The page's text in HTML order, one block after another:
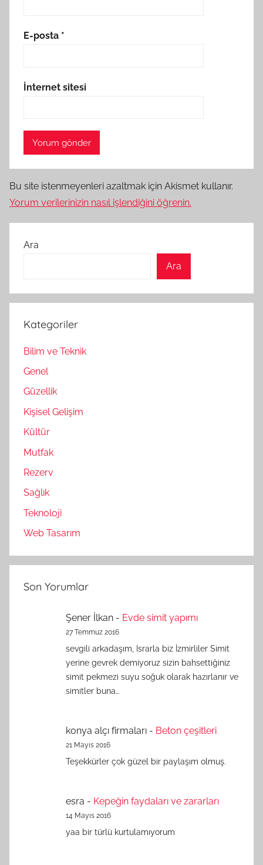
E-posta *
İnternet sitesi
Bu site istenmeyenleri azaltmak için Akismet kullanır.
Yorum verilerinizin nasıl işlendiğini öğrenin.
Ara
Ara
Kategoriler
Bilim ve Teknik
Genel
Güzellik
Kişisel Gelişim
Kültür
Mutfak
Rezerv
Sağlık
Teknoloji
Web Tasarım
Son Yorumlar
Şener İlkan - Evde simit yapımı
27 Temmuz 2016
sevgili arkadaşım, Israrla biz İzmirliler Simit
yerine gevrek demiyoruz sizin bahsettiğiniz
simit pekmezi suyu soğuk olarak hazırlanır ve
simitler buna…
konya alçı firmaları - Beton çeşitleri
21 Mayıs 2016
Teşekkürler çok güzel bir paylaşım olmuş.
esra - Kepeğin faydaları ve zararları
14 Mayıs 2016
yaa bir türlü kurtulamıyorum